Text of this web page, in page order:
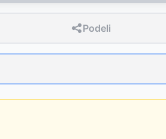
Podeli